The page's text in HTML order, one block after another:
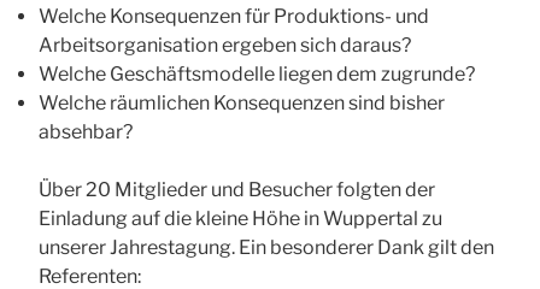
Welche Konsequenzen für Produktions- und
Arbeitsorganisation ergeben sich daraus?
Welche Geschäftsmodelle liegen dem zugrunde?
Welche räumlichen Konsequenzen sind bisher
absehbar?
Über 20 Mitglieder und Besucher folgten der
Einladung auf die kleine Höhe in Wuppertal zu
unserer Jahrestagung. Ein besonderer Dank gilt den
Referenten: